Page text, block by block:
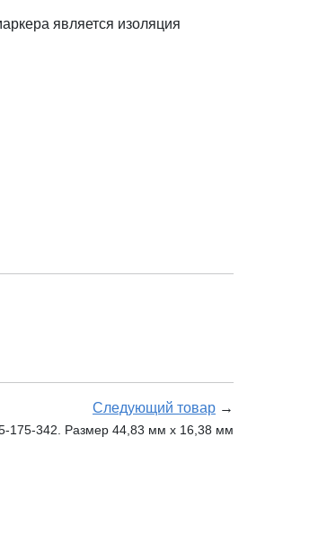
является изоляция
Следующий товар →
175-342. Размер 44,83 мм х 16,38 мм